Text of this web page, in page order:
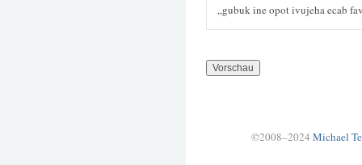
„gubuk ine opot ivujeha ecab
©2008–2024 Michael